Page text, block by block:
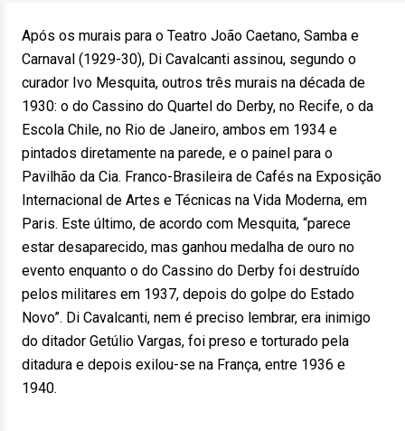
Após os murais para o Teatro João Caetano, Samba e
Carnaval (1929-30), Di Cavalcanti assinou, segundo o
curador Ivo Mesquita, outros três murais na década de
1930: o do Cassino do Quartel do Derby, no Recife, o da
Escola Chile, no Rio de Janeiro, ambos em 1934 e
pintados diretamente na parede, e o painel para o
Pavilhão da Cia. Franco-Brasileira de Cafés na Exposição
Internacional de Artes e Técnicas na Vida Moderna, em
Paris. Este último, de acordo com Mesquita, “parece
estar desaparecido, mas ganhou medalha de ouro no
evento enquanto o do Cassino do Derby foi destruído
pelos militares em 1937, depois do golpe do Estado
Novo”. Di Cavalcanti, nem é preciso lembrar, era inimigo
do ditador Getúlio Vargas, foi preso e torturado pela
ditadura e depois exilou-se na França, entre 1936 e
1940.